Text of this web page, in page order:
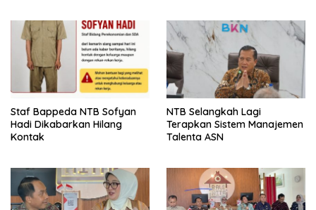
Arena Kepentingan Sesaat
Staf Bappeda NTB Sofyan
Hadi Dikabarkan Hilang
Kontak
NTB Selangkah Lagi
Terapkan Sistem Manajemen
Talenta ASN